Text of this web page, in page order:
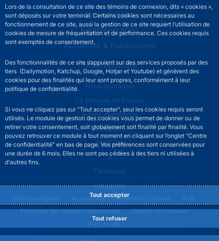
Lors de la consultation de ce site des témoins de connexion, dits « cookies »,
sont déposés sur votre terminal. Certains cookies sont nécessaires au
fonctionnement de ce site, aussi la gestion de ce site requiert l’utilisation de
cookies de mesure de fréquentation et de performance. Ces cookies requis
sont exemptés de consentement.
Des fonctionnalités de ce site s’appuient sur des services proposés par des
tiers (Dailymotion, Katchup, Google, Hotjar et Youtube) et génèrent des
cookies pour des finalités qui leur sont propres, conformément à leur
politique de confidentialité.
Si vous ne cliquez pas sur "Tout accepter", seul les cookies requis seront
utilisés. Le module de gestion des cookies vous permet de donner ou de
retirer votre consentement, soit globalement soit finalité par finalité. Vous
pouvez retrouver ce module à tout moment en cliquant sur l’onglet "Centre
de confidentialité" en bas de page. Vos préférences sont conservées pour
une durée de 6 mois. Elles ne sont pas cédées à des tiers ni utilisées à
d'autres fins.
Tout accepter
Tout refuser
Nos missions
Réglementation
Actualités & Publications
Nous rejoindre
ACPR footer secondary menu (French)
Nous contacter
La Banque de France
Autres institutions
LinkedIn
YouTube
X
Facebook
Instagram
ACPR footer legal notice menu
Mentions légales Accessibilité partiellement conforme
Aide
Protection des données personnelles
Gestion des cookies
Plan du site